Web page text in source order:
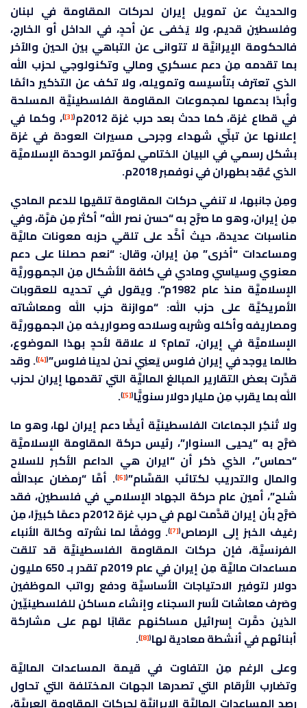
والحديث عن تمويل إيران لحركات المقاومة في لبنان
وفلسطين قديم، ولا يَخفى عن أحدٍ، في الداخل أو الخارج،
فالحكومة الإيرانيَّة لا تتوانى عن التباهي بين الحين والآخر
بما تقدمه مِن دعم عسكري ومالي وتكنولوجي لحزب الله
الذي تعترف بتأسيسه وتمويله، ولا تكف عن التذكير دائمًا
وأبدًا بدعمها لمجموعات المقاومة الفلسطينيَّة المسلحة
في قطاع غزة، كما حدث بعد حرب غزة 2012م
(
[3]
)، وكما في
إعلانها عن تبنِّي شهداء وجرحى مسيرات العودة في غزة
بشكل رسمي في البيان الختامي لمؤتمر الوحدة الإسلاميَّة
الذي عُقِد بطهران في نوفمبر 2018م.
ومِن جانبها، لا تنفي حركات المقاومة تلقيها للدعم المادي
مِن إيران، وهو ما صرَّح به “حسن نصر الله” أكثر مِن مَرَّة، وفي
مناسبات عديدة، حيث أكَّد على تلقي حزبه معونات ماليَّة
ومساعدات “أخرى” مِن إيران، وقال: “نعم حصلنا على دعم
معنوي وسياسي ومادي في كافة الأشكال مِن الجمهوريَّة
الإسلاميَّة منذ عام 1982م”. ويقول في تحديه للعقوبات
الأمريكيَّة على حزب الله: “موازنة حزب الله ومعاشاته
ومصاريفه وأكله وشربه وسلاحه وصواريخه مِن الجمهوريَّة
الإسلاميَّة في إيران، تمام؟ لا علاقة لأحدٍ بهذا الموضوع،
طالما يوجد في إيران فلوس يَعنِي نحن لدينا فلوس”(
[4]
). وقد
قدَّرت بعض التقارير المبالغ الماليَّة التي تقدمها إيران لحزب
الله بما يقرب مِن مليار دولار سنويًّا(
[5]
)
.
ولا تُنكِر الجماعات الفلسطينيَّة أيضًا دعم إيران لها، وهو ما
صَرَّح به “يحيى السنوار”، رئيس حركة المقاومة الإسلاميَّة
“حماس”، الذي ذكر أن “ايران هي الداعم الأكبر للسلاح
والمال والتدريب لكتائب القسَّام”(
[6]
). أمَّا “رمضان عبدالله
شلح”، أمين عام حركة الجهاد الإسلامي في فلسطين، فقد
صَرَّح بأن إيران قدَّمت لهم في حرب غزة 2012م دعمًا كبيرًا، مِن
رغيف الخبز إلى الرصاص(
[7]
). ووفقًا لما نشرته وكالة الأنباء
الفرنسيَّة، فإن حركات المقاومة الفلسطينيَّة قد تلقت
مساعدات ماليَّة مِن إيران في عام 2019م تقدر بـ 650 مليون
دولار لتوفير الاحتياجات الأساسيَّة ودفع رواتب الموظفين
وصَرف معاشات لأسر السجناء وإنشاء مساكن للفلسطينيِّين
الذين دمَّرت إسرائيل مساكنهم عقابًا لهم على مشاركة
أبنائهم في أنشطة معادية لها(
[8]
)
.
وعلى الرغم مِن التفاوت في قيمة المساعدات الماليَّة
وتضارب الأرقام التي تصدرها الجهات المختلفة التي تحاول
رصد المساعدات الماليَّة الإيرانيَّة لحركات المقاومة العربيَّة،